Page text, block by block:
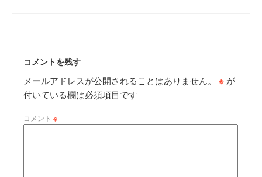
コメントを残す
メールアドレスが公開されることはありません。 ※ が
付いている欄は必須項目です
コメント ※